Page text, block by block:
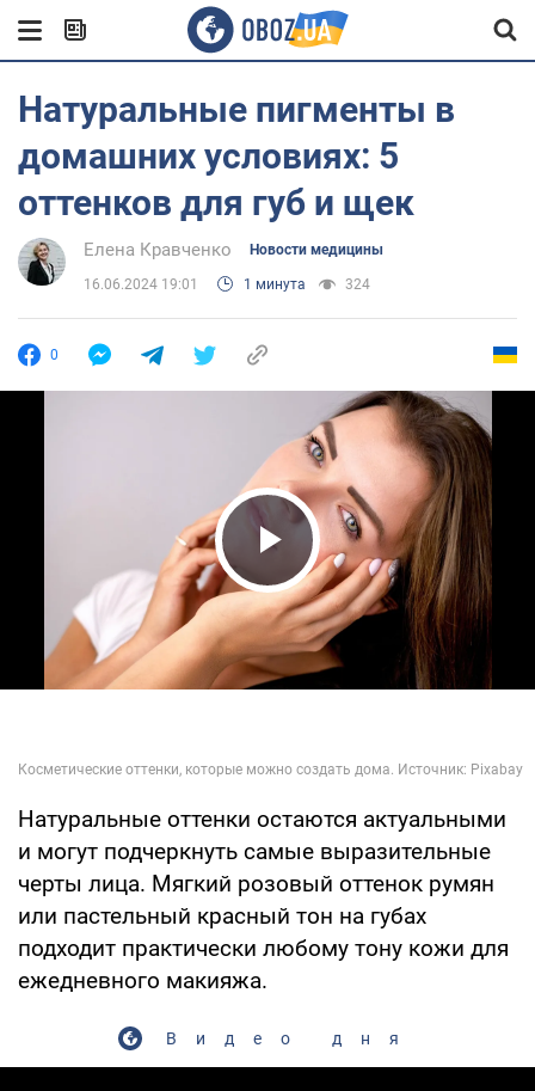
Натуральные пигменты в
домашних условиях: 5
оттенков для губ и щек
Елена Кравченко Новости медицины
16.06.2024 19:01 1 минута 324
0
Play Video
Натуральные оттенки остаются актуальными
и могут подчеркнуть самые выразительные
черты лица. Мягкий розовый оттенок румян
или пастельный красный тон на губах
подходит практически любому тону кожи для
ежедневного макияжа.
Видео дня